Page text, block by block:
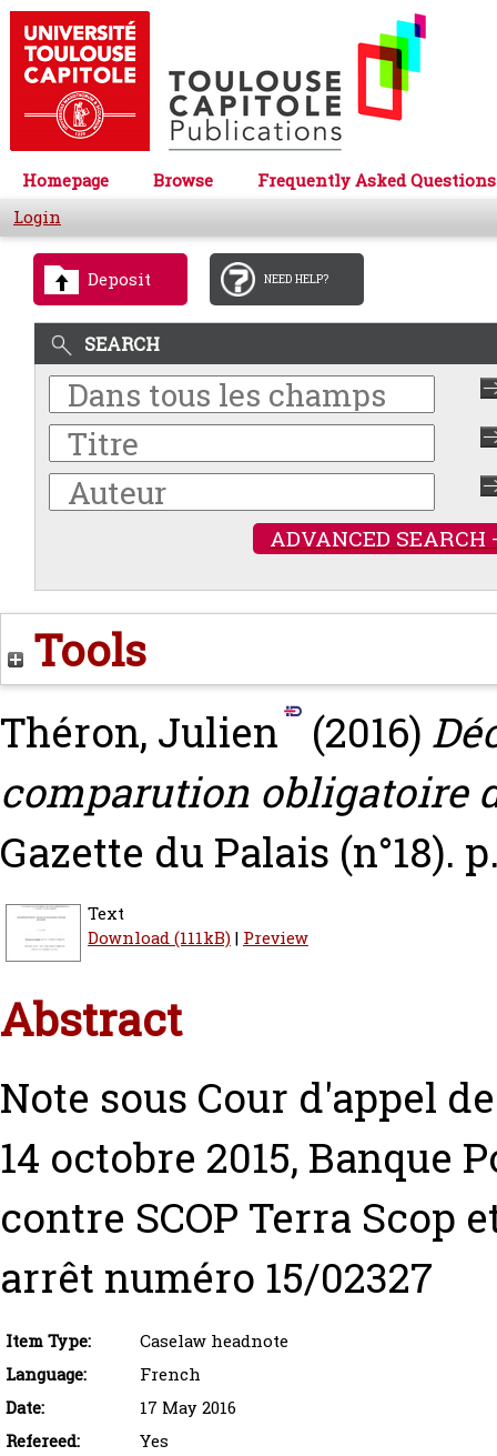
Homepage Browse
Frequently Asked Questions
Login
Deposit NEED HELP?
SEARCH
ADVANCED SEARCH
Tools
Théron, Julien (2016)
comparution obligatoire
Gazette du Palais (n°18).
Text
Download (111kB)| Preview
Abstract
Note sous Cour d'appel
14 octobre 2015, Banque
contre SCOP Terra Scop
arrêt numéro 15/02327
Item Type:
Caselaw headnote
Language:
French
Date:
17 May 2016
Refereed:
Yes